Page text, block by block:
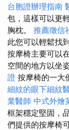
台胞證辦理指南
包，這樣可以更
胸枕。 推薦徵信
此您可以輕鬆找
按摩椅主要可以
空間的地方以坐
證 按摩椅的一大
細紋的眼下細紋
業醫師 中式外燴
框架穩定堅固，
們提供的按摩椅